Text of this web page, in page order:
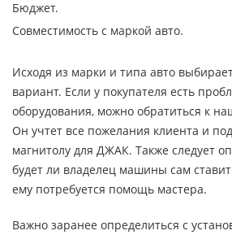
Бюджет.
Совместимость с маркой авто.
Исходя из марки и типа авто
вариант. Если у покупателя есть
оборудования, можно обратиться к
Он учтет все пожелания клиента и
магнитолу для ДЖАК. Также следует
будет ли владелец машины сам
ему потребуется помощь мастера.
Важно заранее определиться с